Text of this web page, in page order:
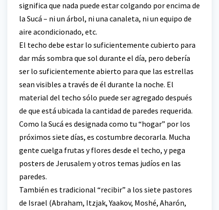
significa que nada puede estar colgando por encima de
la Sucá – ni un árbol, ni una canaleta, ni un equipo de
aire acondicionado, etc.
El techo debe estar lo suficientemente cubierto para
dar más sombra que sol durante el día, pero debería
ser lo suficientemente abierto para que las estrellas
sean visibles a través de él durante la noche. El
material del techo sólo puede ser agregado después
de que está ubicada la cantidad de paredes requerida.
Como la Sucá es designada como tu “hogar” por los
próximos siete días, es costumbre decorarla. Mucha
gente cuelga frutas y flores desde el techo, y pega
posters de Jerusalem y otros temas judíos en las
paredes.
También es tradicional “recibir” a los siete pastores
de Israel (Abraham, Itzjak, Yaakov, Moshé, Aharón,